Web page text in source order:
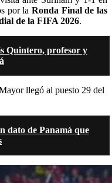
por la Ronda Final de las
de la FIFA 2026.
Quintero, profesor y
llegó al puesto 29 del
dato de Panamá que